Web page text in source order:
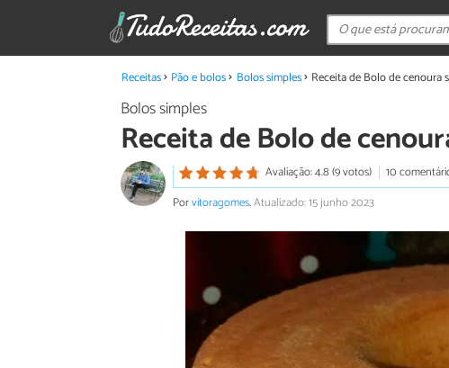
Receitas Pão e bolos Bolos simples Receita de Bolo de cenoura
Bolos simples
Receita de Bolo de
Avaliação: 4.8 (9 votos)
10
Porvitoragomes.Atualizado: 15 junho 2023